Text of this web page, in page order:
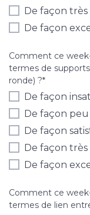
De façon très
De façon
Comment ce
termes de
ronde) ?*
De façon
De façon peu
De façon
De façon très
De façon
Comment ce
termes de lien